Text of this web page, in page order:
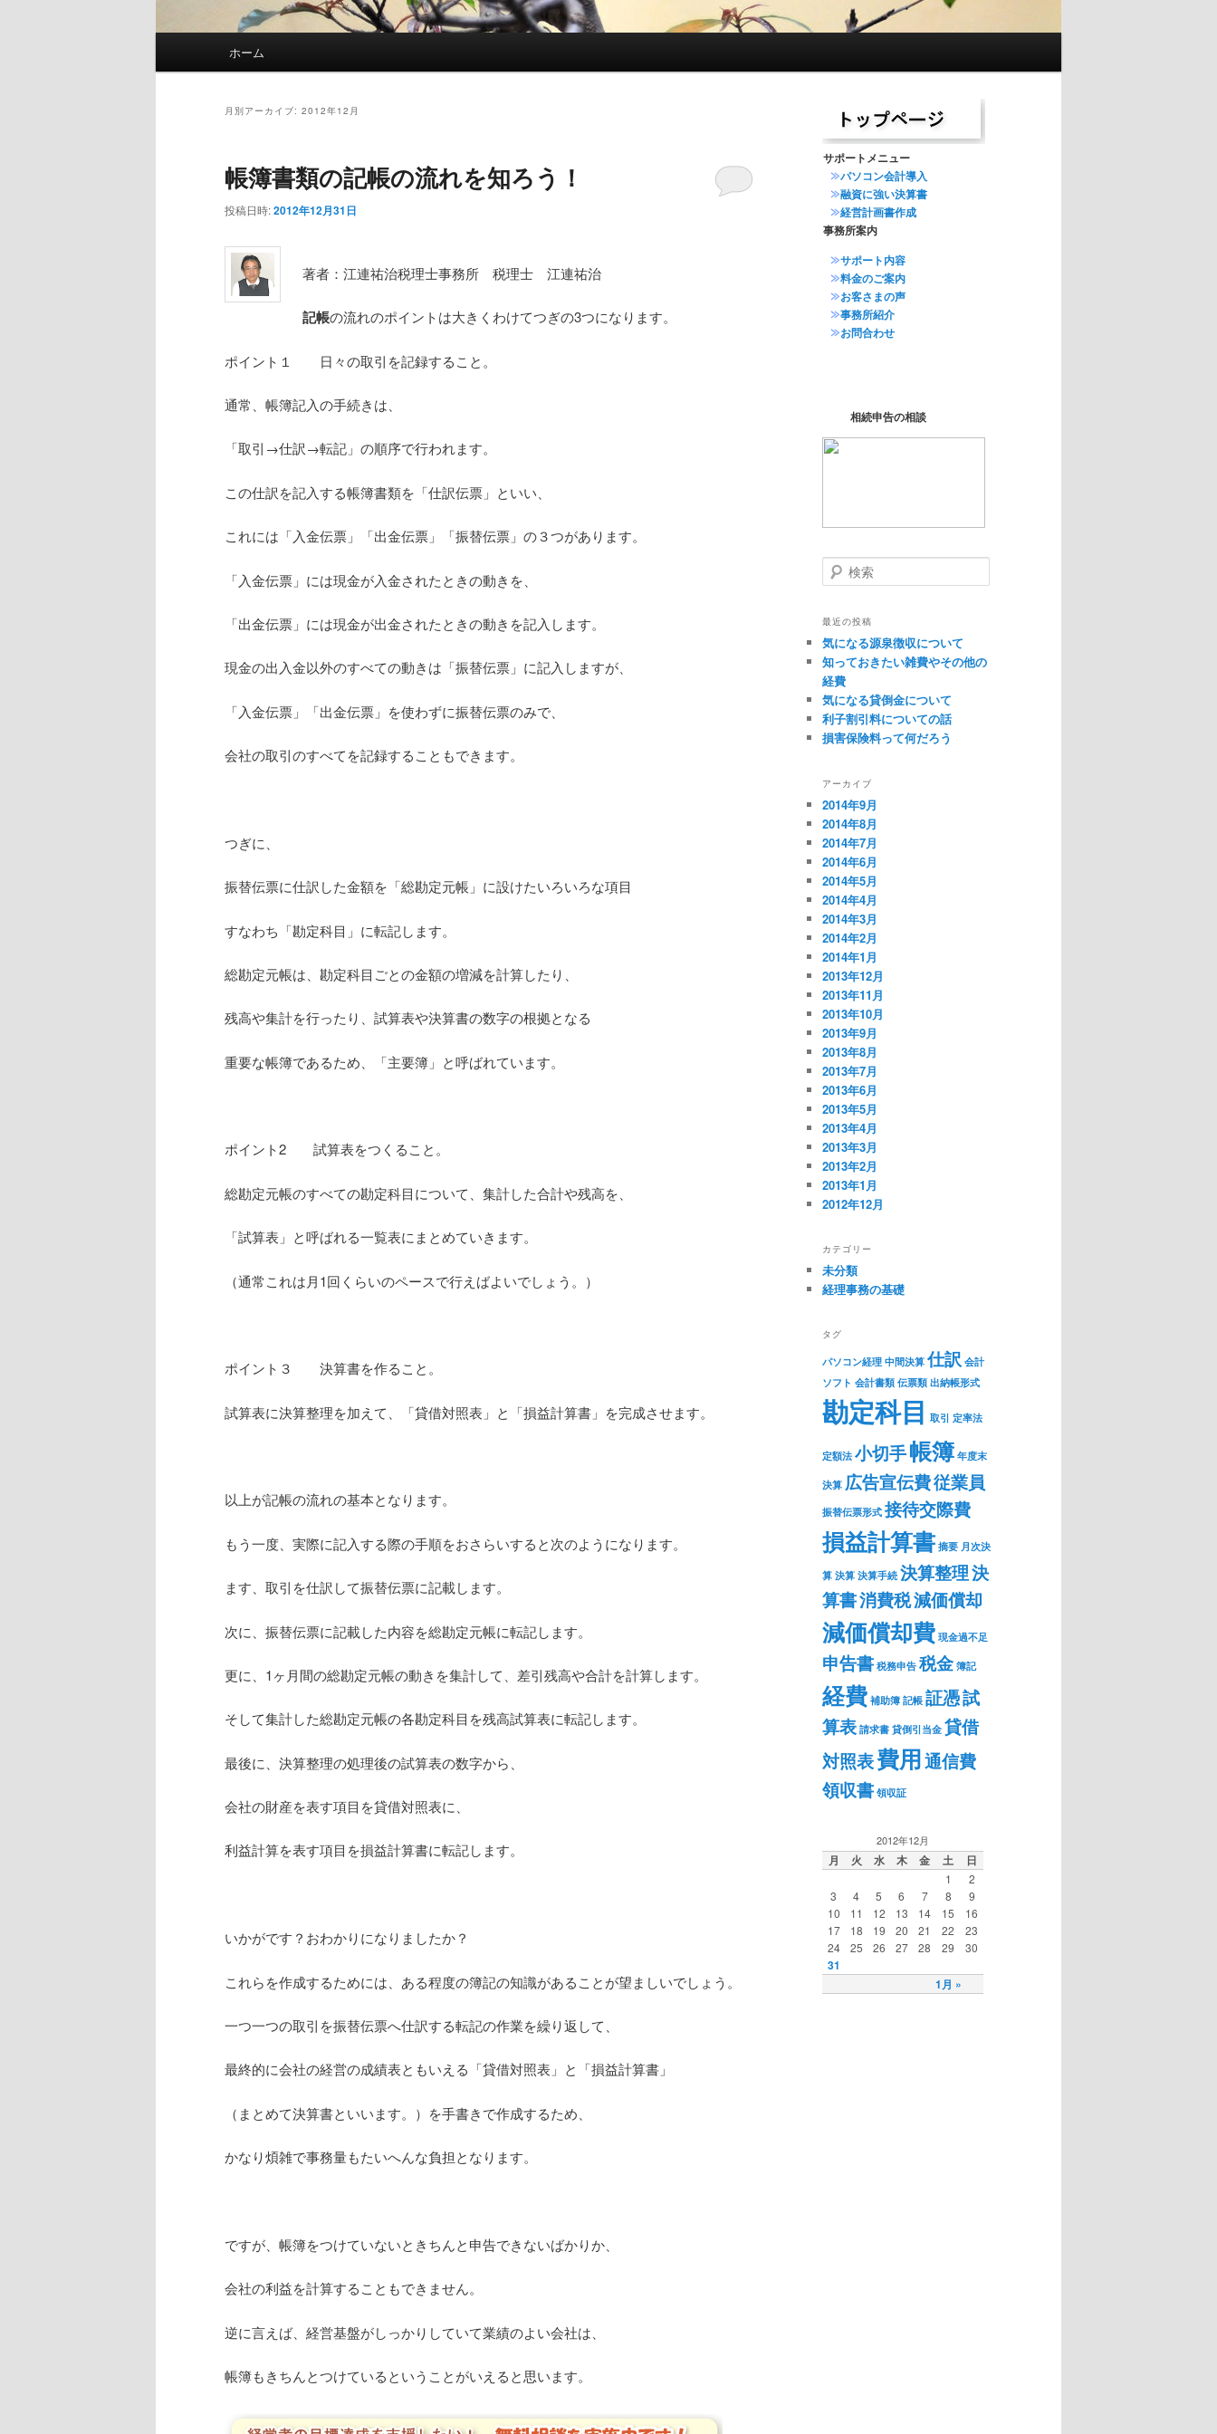
メ
コ
テ
ツ
へ
移
動
サ
ン
ン
へ
移
動
ホーム
月別アーカイブ: 2012年12月
帳簿書類の記帳の流れを知ろう！
投稿日時:2012年12月31日
著者：江連祐治税理士事務所 税理士 江連祐治
記帳の流れのポイントは大きくわけてつぎの3つになります。
ポイント１ 日々の取引を記録すること。
通常、帳簿記入の手続きは、
「取引→仕訳→転記」の順序で行われます。
この仕訳を記入する帳簿書類を「仕訳伝票」といい、
これには「入金伝票」「出金伝票」「振替伝票」の３つがあります。
「入金伝票」には現金が入金されたときの動きを、
「出金伝票」には現金が出金されたときの動きを記入します。
現金の出入金以外のすべての動きは「振替伝票」に記入しますが、
「入金伝票」「出金伝票」を使わずに振替伝票のみで、
会社の取引のすべてを記録することもできます。
つぎに、
振替伝票に仕訳した金額を「総勘定元帳」に設けたいろいろな項目
すなわち「勘定科目」に転記します。
総勘定元帳は、勘定科目ごとの金額の増減を計算したり、
残高や集計を行ったり、試算表や決算書の数字の根拠となる
重要な帳簿であるため、「主要簿」と呼ばれています。
ポイント2 試算表をつくること。
総勘定元帳のすべての勘定科目について、集計した合計や残高を、
「試算表」と呼ばれる一覧表にまとめていきます。
（通常これは月1回くらいのペースで行えばよいでしょう。）
ポイント３ 決算書を作ること。
試算表に決算整理を加えて、「貸借対照表」と「損益計算書」を完成させます。
以上が記帳の流れの基本となります。
もう一度、実際に記入する際の手順をおさらいすると次のようになります。
ます、取引を仕訳して振替伝票に記載します。
次に、振替伝票に記載した内容を総勘定元帳に転記します。
更に、1ヶ月間の総勘定元帳の動きを集計して、差引残高や合計を計算します。
そして集計した総勘定元帳の各勘定科目を残高試算表に転記します。
最後に、決算整理の処理後の試算表の数字から、
会社の財産を表す項目を貸借対照表に、
利益計算を表す項目を損益計算書に転記します。
いかがです？おわかりになりましたか？
これらを作成するためには、ある程度の簿記の知識があることが望ましいでしょう。
一つ一つの取引を振替伝票へ仕訳する転記の作業を繰り返して、
最終的に会社の経営の成績表ともいえる「貸借対照表」と「損益計算書」
（まとめて決算書といいます。）を手書きで作成するため、
かなり煩雑で事務量もたいへんな負担となります。
ですが、帳簿をつけていないときちんと申告できないばかりか、
会社の利益を計算することもできません。
逆に言えば、経営基盤がしっかりしていて業績のよい会社は、
帳簿もきちんとつけているということがいえると思います。
サポートメニュー
パソコン会計導入
融資に強い決算書
経営計画書作成
事務所案内
サポート内容
料金のご案内
お客さまの声
事務所紹介
お問合わせ
相続申告の相談
検
索
最近の投稿
気になる源泉徴収について
知っておきたい雑費やその他の
経費
気になる貸倒金について
利子割引料についての話
損害保険料って何だろう
アーカイブ
2014年9月
2014年8月
2014年7月
2014年6月
2014年5月
2014年4月
2014年3月
2014年2月
2014年1月
2013年12月
2013年11月
2013年10月
2013年9月
2013年8月
2013年7月
2013年6月
2013年5月
2013年4月
2013年3月
2013年2月
2013年1月
2012年12月
カテゴリー
未分類
経理事務の基礎
タグ
パソコン経理 中間決算 仕訳 会計
ソフト 会計書類 伝票類 出納帳形式
勘定科目 取引 定率法
定額法 小切手帳簿 年度末
決算 広告宣伝費従業員
振替伝票形式 接待交際費
損益計算書 摘要 月次決
算 決算 決算手続 決算整理決
算書消費税減価償却
減価償却費 現金過不足
申告書 税務申告 税金 簿記
経費 補助簿 記帳 証憑試
算表 請求書 貸倒引当金 貸借
対照表費用通信費
領収書 領収証
2012年12月
月 火 水 木 金 土 日
1月 »
1
2
3
4 5 6 7 8
9
10
11 12 13 14 15
16
17
18 19 20 21 22
23
24
25 26 27 28 29 30
31